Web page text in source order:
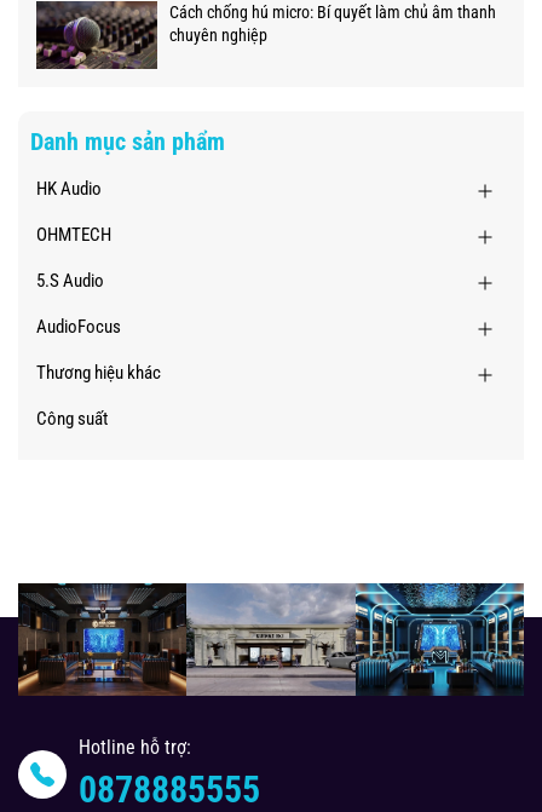
Cách chống hú micro: Bí quyết làm chủ âm thanh
chuyên nghiệp
Danh mục sản phẩm
HK Audio
OHMTECH
5.S Audio
AudioFocus
Thương hiệu khác
Công suất
Hotline hỗ trợ:
0878885555